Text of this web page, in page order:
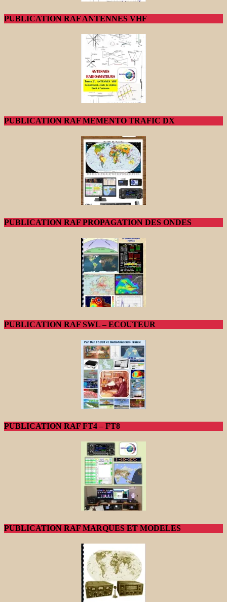
PUBLICATION RAF ANTENNES VHF
PUBLICATION RAF MEMENTO TRAFIC DX
PUBLICATION RAF PROPAGATION DES ONDES
PUBLICATION RAF SWL – ECOUTEUR
PUBLICATION RAF FT4 – FT8
PUBLICATION RAF MARQUES ET MODELES